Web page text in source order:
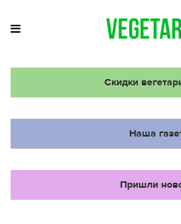
Скидки
Наша
Пришли